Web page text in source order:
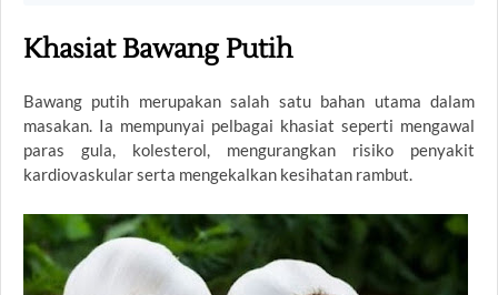
Khasiat Bawang Putih
Bawang putih merupakan salah satu bahan utama dalam
masakan. Ia mempunyai pelbagai khasiat seperti mengawal
paras gula, kolesterol, mengurangkan risiko penyakit
kardiovaskular serta mengekalkan kesihatan rambut.